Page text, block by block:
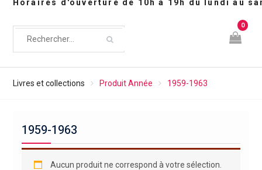
0
Livres et collections Produit Année 1959-1963
1959-1963
Aucun produit ne correspond à votre sélection.